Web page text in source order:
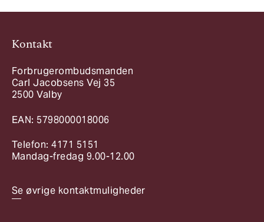
Kontakt
Forbrugerombudsmanden
Carl Jacobsens Vej 35
2500 Valby
EAN: 5798000018006
Telefon: 4171 5151
Mandag-fredag 9.00-12.00
Se øvrige kontaktmuligheder